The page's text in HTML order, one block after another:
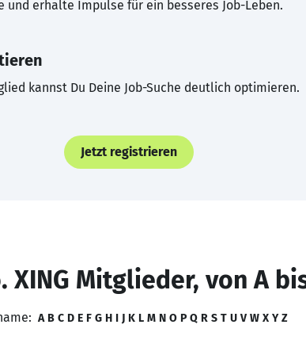
und erhalte Impulse für ein besseres Job-Leben.
kannst Du Deine Job-Suche deutlich optimieren.
Jetzt registrieren
XING Mitglieder, von A
A B C D E F G H I J K L M N O P Q R S T U V W X Y Z